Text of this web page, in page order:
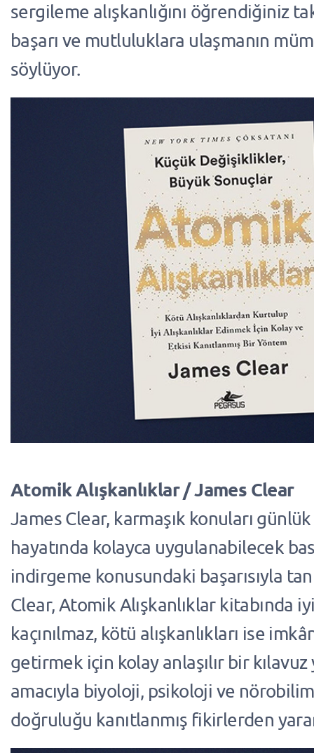
sergileme alışkanlığını öğrendiğiniz
başarı ve mutluluklara ulaşmanın
söylüyor.
Atomik Alışkanlıklar / James Clear
James Clear, karmaşık konuları
hayatında kolayca uygulanabilecek
indirgeme konusundaki başarısıyla
Clear, Atomik Alışkanlıklar kitabında
kaçınılmaz, kötü alışkanlıkları ise
getirmek için kolay anlaşılır bir
amacıyla biyoloji, psikoloji ve
doğruluğu kanıtlanmış fikirlerden